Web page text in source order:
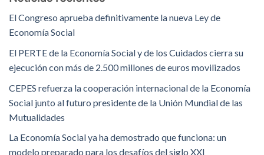
El Congreso aprueba definitivamente la nueva Ley de
Economía Social
El PERTE de la Economía Social y de los Cuidados cierra su
ejecución con más de 2.500 millones de euros movilizados
CEPES refuerza la cooperación internacional de la Economía
Social junto al futuro presidente de la Unión Mundial de las
Mutualidades
La Economía Social ya ha demostrado que funciona: un
modelo preparado para los desafíos del siglo XXI